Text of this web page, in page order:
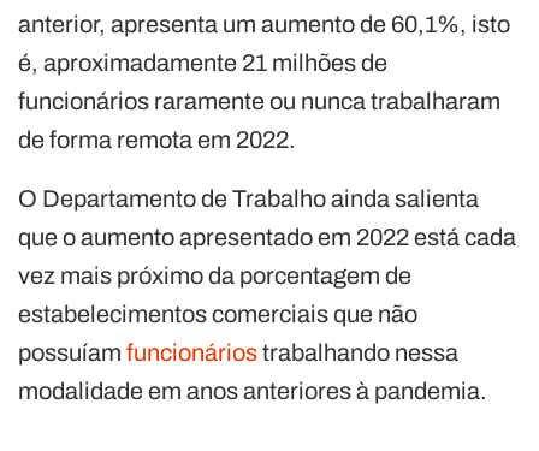
anterior, apresenta um aumento de 60,1%, isto
é, aproximadamente 21 milhões de
funcionários raramente ou nunca trabalharam
de forma remota em 2022.
O Departamento de Trabalho ainda salienta
que o aumento apresentado em 2022 está cada
vez mais próximo da porcentagem de
estabelecimentos comerciais que não
possuíam funcionáriostrabalhando nessa
modalidade em anos anteriores à pandemia.